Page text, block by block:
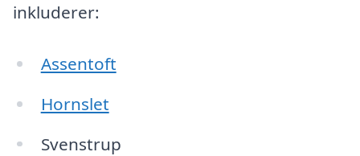
inkluderer:
Assentoft
Hornslet
Svenstrup